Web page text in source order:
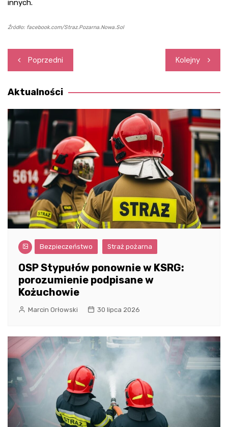
innych.
Źródło: facebook.com/Straz.Pozarna.Nowa.Sol
Nawigacja
wpisu
Poprzedni Kolejny
Aktualności
Bezpieczeństwo Straż pożarna
OSP Stypułów ponownie w KSRG:
porozumienie podpisane w
Kożuchowie
Marcin Orłowski 30 lipca 2026